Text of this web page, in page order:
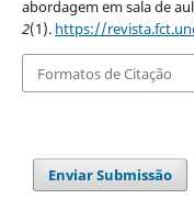
abordagem em sala de
2(1). https://
Formatos de Citação
Enviar Submissão